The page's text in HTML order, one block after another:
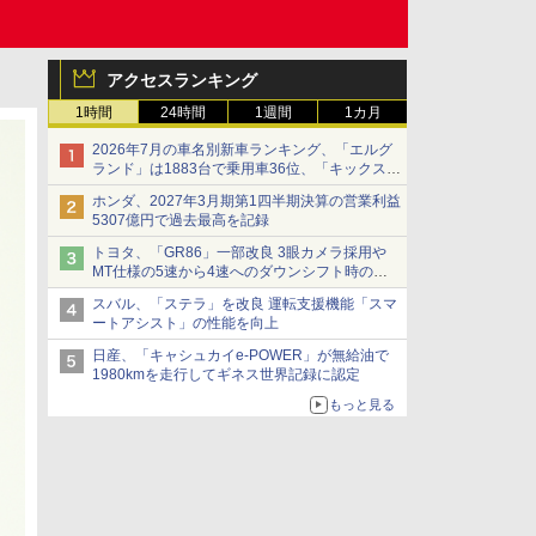
アクセスランキング
1時間 24時間 1週間 1カ月
2026年7月の車名別新車ランキング、「エルグ
ランド」は1883台で乗用車36位、「キックス」
は2591台で27位に
ホンダ、2027年3月期第1四半期決算の営業利益
5307億円で過去最高を記録
トヨタ、「GR86」一部改良 3眼カメラ採用や
MT仕様の5速から4速へのダウンシフト時の操
作性向上など
スバル、「ステラ」を改良 運転支援機能「スマ
ートアシスト」の性能を向上
日産、「キャシュカイe-POWER」が無給油で
1980kmを走行してギネス世界記録に認定
もっと見る